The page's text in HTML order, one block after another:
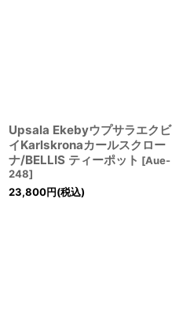
Upsala Ekebyウプサラエクビ
イKarlskronaカールスクロー
ナ/BELLIS ティーポット [Aue-
248]
23,800円(税込)